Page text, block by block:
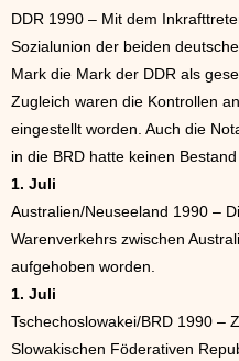
DDR 1990 – Mit dem
Sozialunion der beiden
Mark die Mark der DDR als
Zugleich waren die Kontrollen
eingestellt worden. Auch die
in die BRD hatte keinen
1. Juli
Australien/Neuseeland 1990 –
Warenverkehrs zwischen
aufgehoben worden.
1. Juli
Tschechoslowakei/BRD 1990 –
Slowakischen Föderativen